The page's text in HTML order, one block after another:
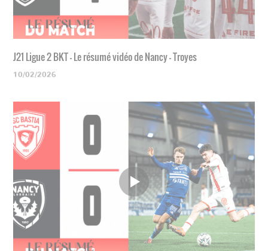
J21 Ligue 2 BKT - Le résumé vidéo de Nancy - Troyes
10/02/2026